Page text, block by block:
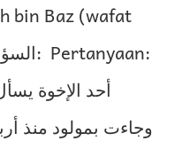
bin Baz (wafat
أحد الإخوة
وجاءت بمولود منذ